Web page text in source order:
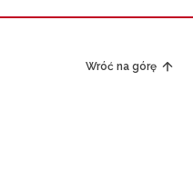
Wróć na górę